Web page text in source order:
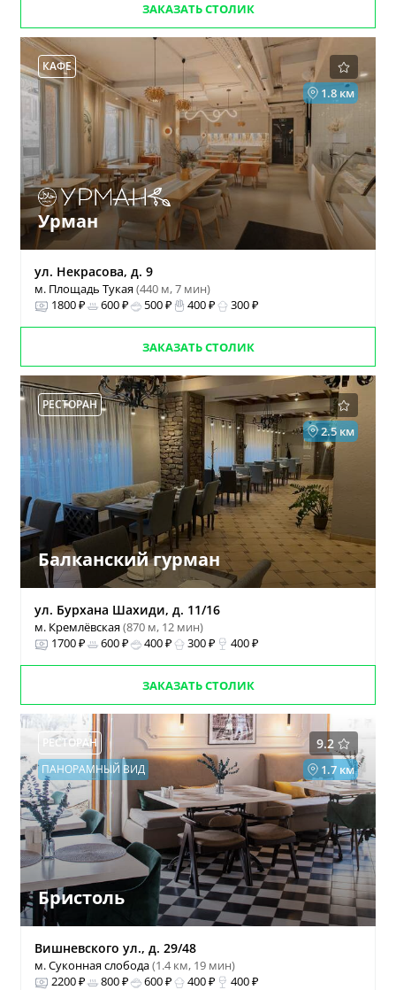
ЗАКАЗАТЬ СТОЛИК
КАФЕ
1.8 км
Урман
ул. Некрасова, д. 9
м. Площадь Тукая(440 м, 7 мин)
1800 ₽
600 ₽ 500 ₽ 400 ₽ 300 ₽
ЗАКАЗАТЬ СТОЛИК
РЕСТОРАН
2.5 км
Балканский гурман
ул. Бурхана Шахиди, д. 11/16
м. Кремлёвская(870 м, 12 мин)
1700 ₽
600 ₽ 400 ₽ 300 ₽ 400 ₽
ЗАКАЗАТЬ СТОЛИК
9.2
РЕСТОРАН
1.7 км
ПАНОРАМНЫЙ ВИД
Бристоль
Вишневского ул., д. 29/48
м. Суконная слобода(1.4 км, 19 мин)
2200 ₽
800 ₽ 600 ₽ 400 ₽ 400 ₽